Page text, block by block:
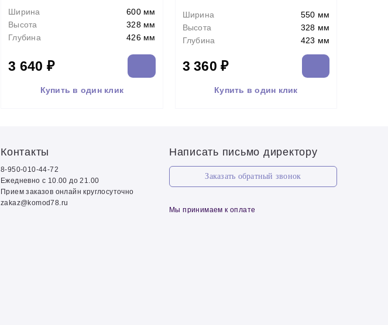
Ширина
600 мм
Высота
328 мм
Глубина
426 мм
3 640 ₽
Купить в один клик
Ширина
550 мм
Высота
328 мм
Глубина
423 мм
3 360 ₽
Купить в один клик
Контакты
8-950-010-44-72
Ежедневно с 10.00 до 21.00
Прием заказов онлайн круглосуточно
zakaz@komod78.ru
Написать письмо директору
Заказать обратный звонок
Мы принимаем к оплате